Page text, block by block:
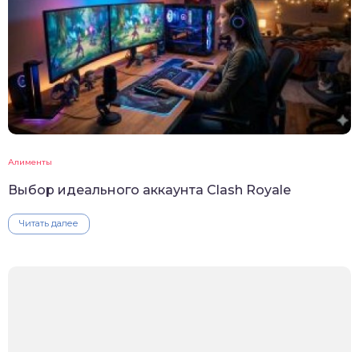
Алименты
Выбор идеального аккаунта Clash Royale
Читать далее